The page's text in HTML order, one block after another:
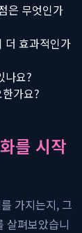
은 무엇인가
더 효과적인가
나요?
가요?
를 시작
가지는지, 그
살펴보았습니